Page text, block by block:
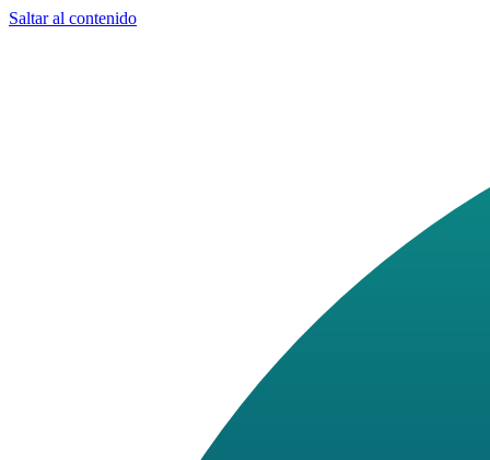
Saltar al contenido